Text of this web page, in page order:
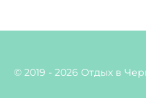
© 2019 - 2026 Отдых в